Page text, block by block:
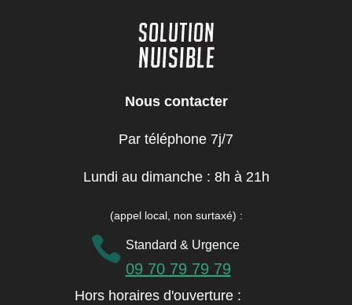
Nous contacter
Par téléphone 7j/7
Lundi au dimanche : 8h à 21h
(appel local, non surtaxé) :
 Standard & Urgence
09 70 79 79 79
Hors horaires d'ouverture :